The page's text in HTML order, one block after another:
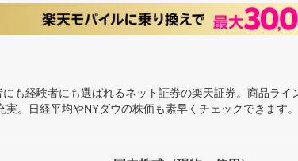
も経験者にも選ばれるネット証券の楽天証券。商品ラ
。日経平均やNYダウの株価も素早くチェックできます。